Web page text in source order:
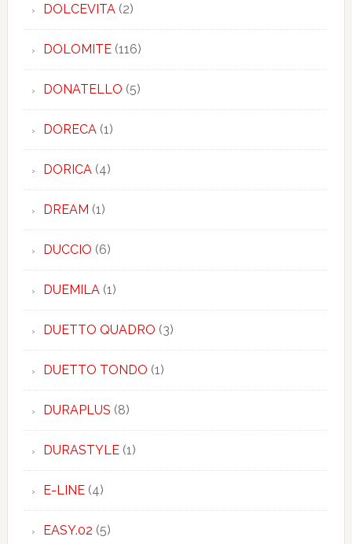
DOLCEVITA(2)
DOLOMITE(116)
DONATELLO (5)
DORECA(1)
DORICA(4)
DREAM (1)
DUCCIO (6)
DUEMILA(1)
DUETTO QUADRO (3)
DUETTO TONDO (1)
DURAPLUS (8)
DURASTYLE(1)
E-LINE(4)
EASY.02 (5)